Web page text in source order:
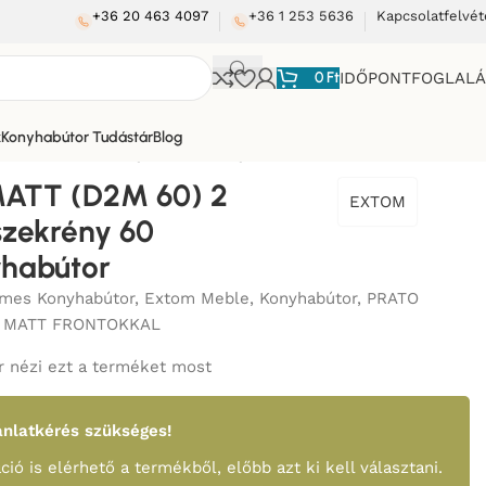
+36 20 463 4097 +36 1 253 5636
0Ft
Konyhabútor TudástárBlog
FIÓKOS szekrény 60 cm_konyhabútor
(D2M 60) 2
60
EXTOM
Konyhabútor, Extom Meble, Konyhabútor, PRATO
FRONTOKKAL
nézi ezt a terméket most
szükséges!
is elérhető a termékből, előbb azt ki kell választani.